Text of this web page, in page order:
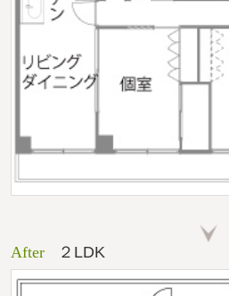
After ２LDK